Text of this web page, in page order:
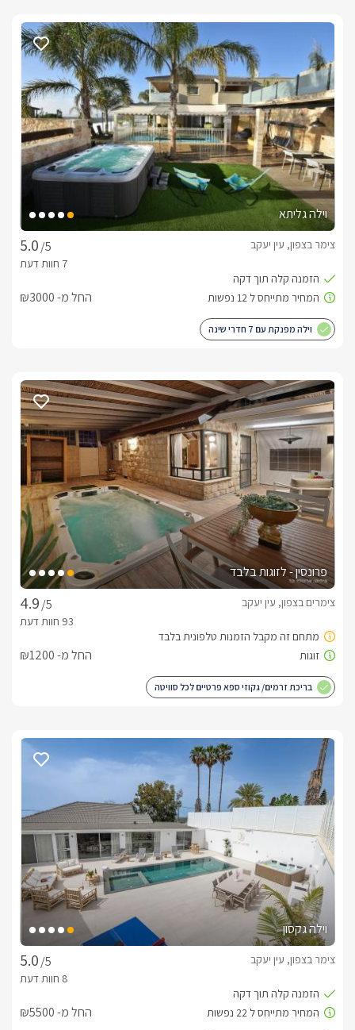
וילה גליתא
/5
צימר בצפון, עין יעקב
החל מ- ₪3000
וילה מפנקת עם 7 חדרי שינה
פרונסין - לזוגות בלבד
/5
צימרים בצפון, עין יעקב
החל מ- ₪1200
בריכת זרמים/ גקוזי ספא פרטיים לכל סוויטה
וילה גקסון
/5
צימר בצפון, עין יעקב
החל מ- ₪5500